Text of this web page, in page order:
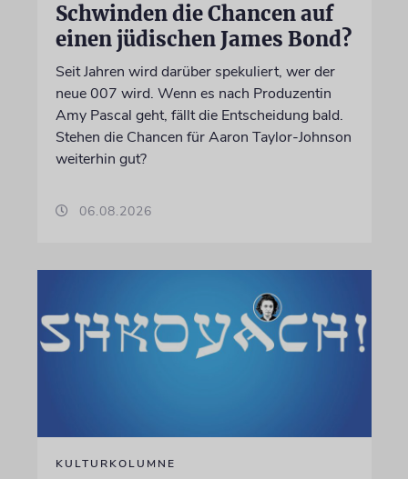
Schwinden die Chancen auf
einen jüdischen James Bond?
Seit Jahren wird darüber spekuliert, wer der
neue 007 wird. Wenn es nach Produzentin
Amy Pascal geht, fällt die Entscheidung bald.
Stehen die Chancen für Aaron Taylor-Johnson
weiterhin gut?
06.08.2026
KULTURKOLUMNE